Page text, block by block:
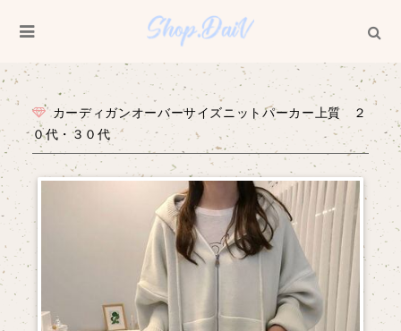
カーディガンオーバーサイズニットパーカー上質 ２
０代・３０代